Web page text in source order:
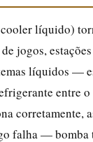
líquido)
jogos,
líquidos —
entre o
corretamente,
falha — bomba